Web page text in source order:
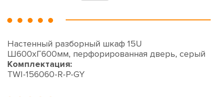
Настенный разборный шкаф 15U
Ш600хГ600мм, перфорированная дверь, серый
Комплектация:
TWI-156060-R-P-GY